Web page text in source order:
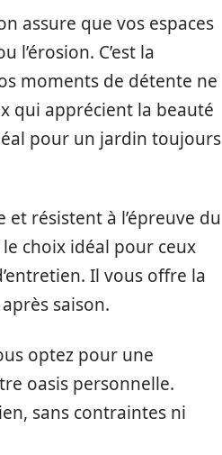
assure que vos espaces
C’est la
moments de détente ne
qui apprécient la beauté
pour un jardin toujours
résistent à l’épreuve du
choix idéal pour ceux
Il vous offre la
saison.
optez pour une
oasis personnelle.
sans contraintes ni